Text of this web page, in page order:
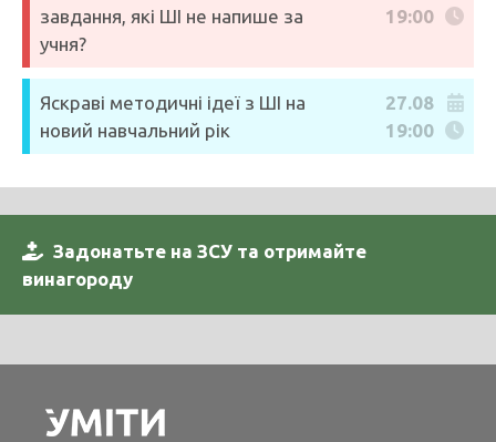
завдання, які ШІ не напише за
учня?
19:00
Яскраві методичні ідеї з ШІ на
новий навчальний рік
27.08
19:00
Задонатьте на ЗСУ та отримайте
винагороду